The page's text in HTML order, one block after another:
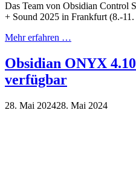
Das Team von Obsidian Control
+ Sound 2025 in Frankfurt (8.-
Mehr erfahren …
Obsidian ONYX
verfügbar
28. Mai 202428. Mai 2024